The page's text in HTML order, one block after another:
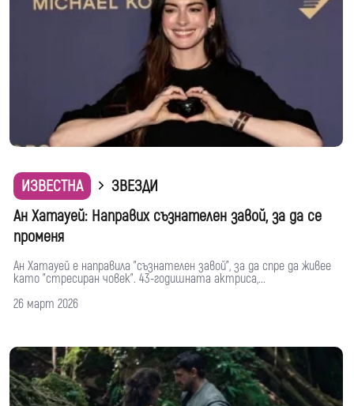
ИЗВЕСТНА
ЗВЕЗДИ
Ан Хатауей: Направих съзнателен завой, за да се
променя
Ан Хатауей е направила "съзнателен завой", за да спре да живее
като "стресиран човек". 43-годишната актриса,...
26 март 2026